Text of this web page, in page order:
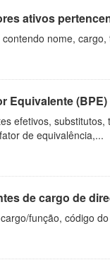
ativos
nome,
Equivalente (BPE)
efetivos,
de equivalência,...
de cargo de
função, código